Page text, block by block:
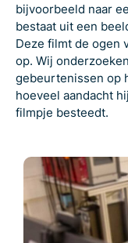
bijvoorbeeld naar
bestaat uit een
Deze filmt de ogen
op. Wij
gebeurtenissen op
hoeveel aandacht
filmpje besteedt.